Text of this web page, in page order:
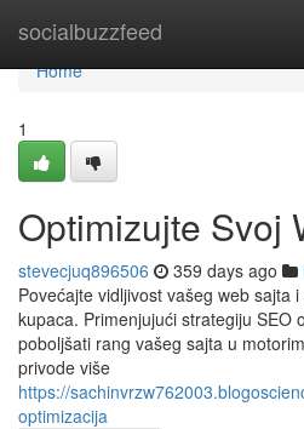
socialbuzzfeed
Home
Home
1
Optimizujte Svoj
stevecjuq896506 359 days ago
Povećajte vidljivost vašeg web sajta
kupaca. Primenjujući strategiju SEO
poboljšati rang vašeg sajta u
privode više
https://
optimizacija